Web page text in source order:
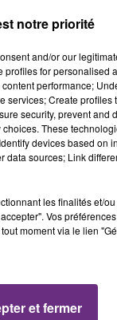
FM
évité une
à la suite d'un
notre priorité
and/or our
for personalised
performance;
services; Create
security, prevent and
These
devices based on
sources; Link
les finalités et/
Vos
moment via le lien
et fermer